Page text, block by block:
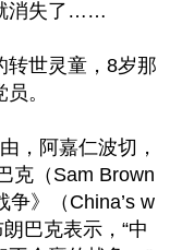
消失了……
转世灵童，8岁那
。
，阿嘉仁波切，
克（Sam Brown
争》（China’s w
巴克表示，“中